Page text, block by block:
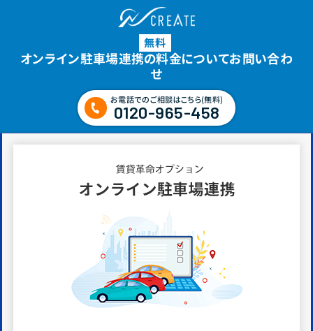
無料
オンライン駐車場連携の料金についてお問い合わ
せ
お電話でのご相談はこちら(無料)
0120-965-458